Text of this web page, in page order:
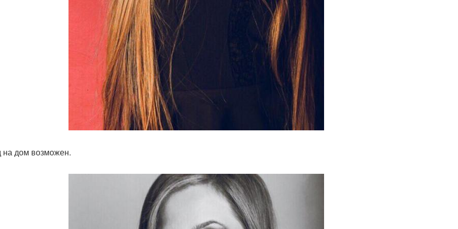
на дом возможен.